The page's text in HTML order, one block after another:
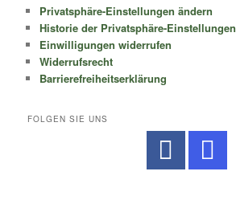
Privatsphäre-Einstellungen ändern
Historie der Privatsphäre-Einstellungen
Einwilligungen widerrufen
Widerrufsrecht
Barrierefreiheitserklärung
FOLGEN SIE UNS